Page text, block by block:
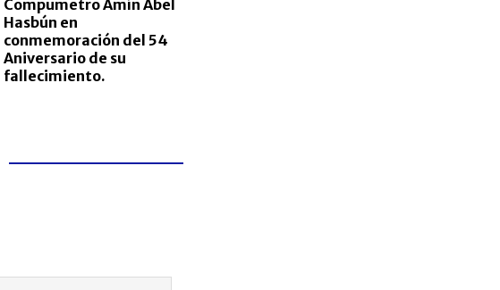
Compumetro Amín Abel
Hasbún en
conmemoración del 54
Aniversario de su
fallecimiento.